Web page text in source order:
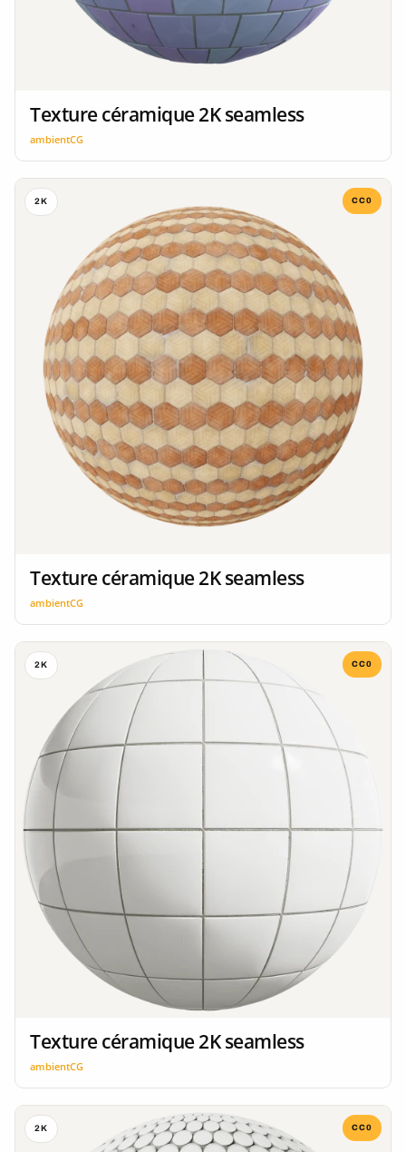
Texture céramique 2K seamless
ambientCG
2K CC0
Texture céramique 2K seamless
ambientCG
2K CC0
Texture céramique 2K seamless
ambientCG
2K CC0